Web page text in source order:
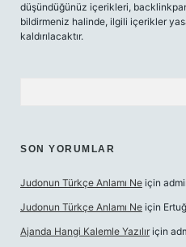
düşündüğünüz içerikleri,
bildirmeniz halinde, ilgili içerikler
kaldırılacaktır.
SON YORUMLAR
Judonun Türkçe Anlamı Ne için
Judonun Türkçe Anlamı Ne için
Ajanda Hangi Kalemle Yazılır için